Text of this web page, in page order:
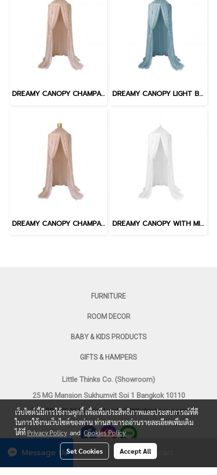
Add to cart
Message Us
DREAMY CANOPY CHAMPAGNE SILVER DREAMY CANOPY LIGHT BLUE SILVER
DREAMY CANOPY CHAMPAGHE GOLD DREAMY CANOPY WITH MINI POMPOM SET WHITE
FURNITURE
ROOM DECOR
BABY & KIDS PRODUCTS
GIFTS & HAMPERS
Little Thinks Co. (Showroom)
25 MG Mansion Sukhumvit Soi 1 Bangkok 10110
Tel : 0969364545Email :info@littlethinksco.com
เว็บไซต์นี้มีการใช้งานคุกกี้ เพื่อเพิ่มประสิทธิภาพและประสบการณ์ที่ดี
ในการใช้งานเว็บไซต์ของท่าน ท่านสามารถอ่านรายละเอียดเพิ่มเติม
ได้ที่ Privacy Policy and Cookies Policy
Set Cookies Accept All